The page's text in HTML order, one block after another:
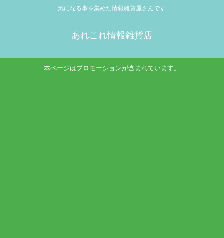
気になる事を集めた情報雑貨屋さんです
あれこれ情報雑貨店
本ページはプロモーションが含まれています。